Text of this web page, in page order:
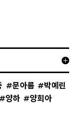
문아름
박예린
양하
양희아